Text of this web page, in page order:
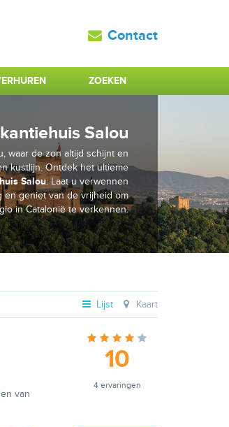
Contact
ZOEKEN
Salou
waar de zon altijd schijnt en
kustlijn. Ontdek het ultieme
Salou. Laat u verwennen
en geniet van de vrijheid om
in Catalonië te verkennen.
Lijst Kaart
van
10
4 ervaringen